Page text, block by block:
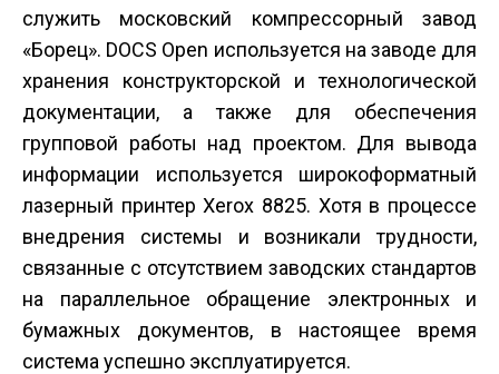
служить московский компрессорный завод
«Борец». DOCS Open используется на заводе для
хранения конструкторской и технологической
документации, а также для обеспечения
групповой работы над проектом. Для вывода
информации используется широкоформатный
лазерный принтер Xerox 8825. Хотя в процессе
внедрения системы и возникали трудности,
связанные с отсутствием заводских стандартов
на параллельное обращение электронных и
бумажных документов, в настоящее время
система успешно эксплуатируется.